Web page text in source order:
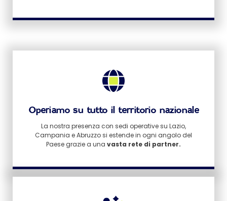
Operiamo su tutto il territorio nazionale
La nostra presenza con sedi operative su Lazio,
Campania e Abruzzo si estende in ogni angolo del
Paese grazie a una vasta rete di partner.